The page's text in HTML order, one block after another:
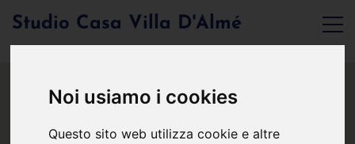
Noi usiamo i cookies
Questo sito web utilizza cookie e altre
Studio Casa Villa D'Almé